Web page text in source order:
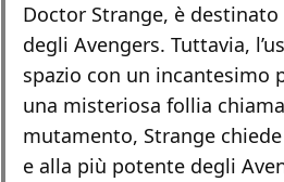
Doctor Strange, è
degli Avengers. Tuttavia,
spazio con un
una misteriosa follia
mutamento, Strange
e alla più potente degli